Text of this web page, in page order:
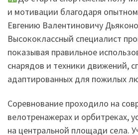
и мотивации благодаря
Евгению Валентиновичу
Высококлассный специалист
показывая правильное
снарядов и техники движений,
адаптированных для пожилых
Соревнование проходило на
велотренажерах и орбитреках,
на центральной площади села.